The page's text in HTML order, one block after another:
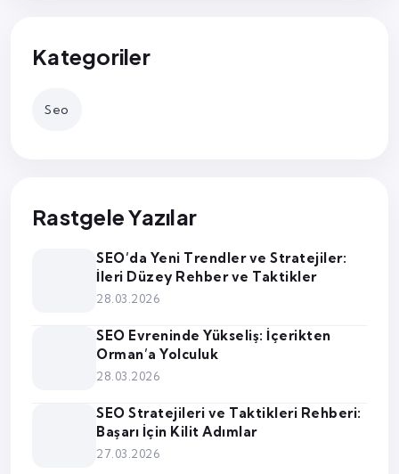
Kategoriler
Seo
Rastgele Yazılar
SEO’da Yeni Trendler ve Stratejiler:
İleri Düzey Rehber ve Taktikler
28.03.2026
SEO Evreninde Yükseliş: İçerikten
Orman’a Yolculuk
28.03.2026
SEO Stratejileri ve Taktikleri Rehberi:
Başarı İçin Kilit Adımlar
27.03.2026